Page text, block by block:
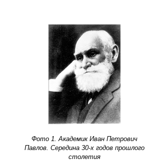
Фото 1. Академик Иван Петрович
Павлов. Середина 30-х годов прошлого
столетия